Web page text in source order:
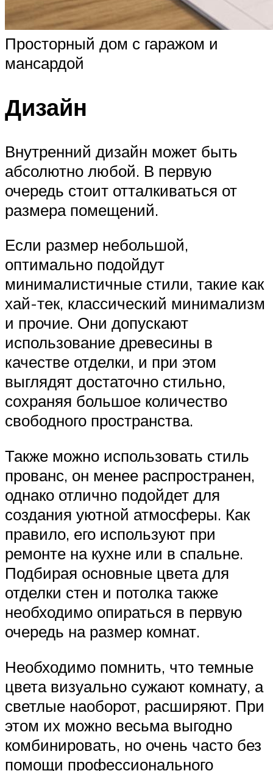
Просторный дом с гаражом и
мансардой
Дизайн
Внутренний дизайн может быть
абсолютно любой. В первую
очередь стоит отталкиваться от
размера помещений.
Если размер небольшой,
оптимально подойдут
минималистичные стили, такие как
хай-тек, классический минимализм
и прочие. Они допускают
использование древесины в
качестве отделки, и при этом
выглядят достаточно стильно,
сохраняя большое количество
свободного пространства.
Также можно использовать стиль
прованс, он менее распространен,
однако отлично подойдет для
создания уютной атмосферы. Как
правило, его используют при
ремонте на кухне или в спальне.
Подбирая основные цвета для
отделки стен и потолка также
необходимо опираться в первую
очередь на размер комнат.
Необходимо помнить, что темные
цвета визуально сужают комнату, а
светлые наоборот, расширяют. При
этом их можно весьма выгодно
комбинировать, но очень часто без
помощи профессионального